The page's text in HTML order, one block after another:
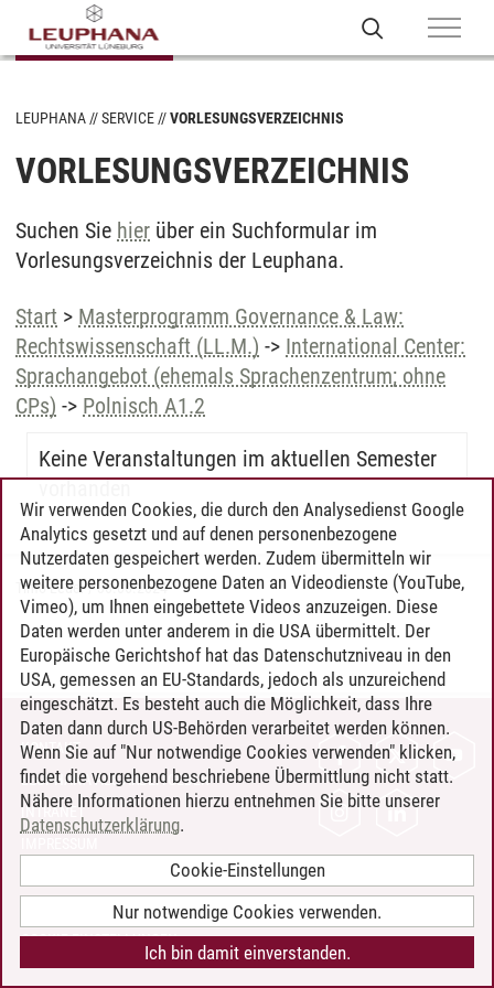
LEUPHANA SERVICE VORLESUNGSVERZEICHNIS
VORLESUNGSVERZEICHNIS
Suchen Sie hier über ein Suchformular im
Vorlesungsverzeichnis der Leuphana.
Start > Masterprogramm Governance & Law:
Rechtswissenschaft (LL.M.) -> International Center:
Sprachangebot (ehemals Sprachenzentrum; ohne
CPs) -> Polnisch A1.2
Keine Veranstaltungen im aktuellen Semester
vorhanden
Timo Leder/30.06.2024
KONTAKT
LEUPHANA ALS ARBEITGEBER
INTRANET
BARRIEREFREIHEIT
COOKIE-EINSTELLUNGEN
Wir verwenden Cookies, die durch den Analysedienst Google
Analytics gesetzt und auf denen personenbezogene
Nutzerdaten gespeichert werden. Zudem übermitteln wir
weitere personenbezogene Daten an Videodienste (YouTube,
Vimeo), um Ihnen eingebettete Videos anzuzeigen. Diese
Daten werden unter anderem in die USA übermittelt. Der
Europäische Gerichtshof hat das Datenschutzniveau in den
USA, gemessen an EU-Standards, jedoch als unzureichend
eingeschätzt. Es besteht auch die Möglichkeit, dass Ihre
Daten dann durch US-Behörden verarbeitet werden können.
Wenn Sie auf "Nur notwendige Cookies verwenden" klicken,
findet die vorgehend beschriebene Übermittlung nicht statt.
Nähere Informationen hierzu entnehmen Sie bitte unserer
Datenschutzerklärung.
Cookie-Einstellungen
Nur notwendige Cookies verwenden.
Ich bin damit einverstanden.